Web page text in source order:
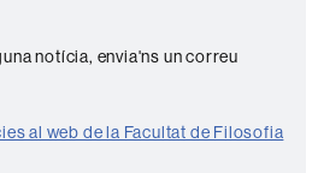
notícia, envia'ns un correu
al web de la Facultat de Filosofia